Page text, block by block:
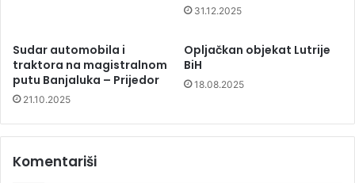
31.12.2025
Sudar automobila i
traktora na magistralnom
putu Banjaluka – Prijedor
21.10.2025
Opljačkan objekat Lutrije
BiH
18.08.2025
Komentariši